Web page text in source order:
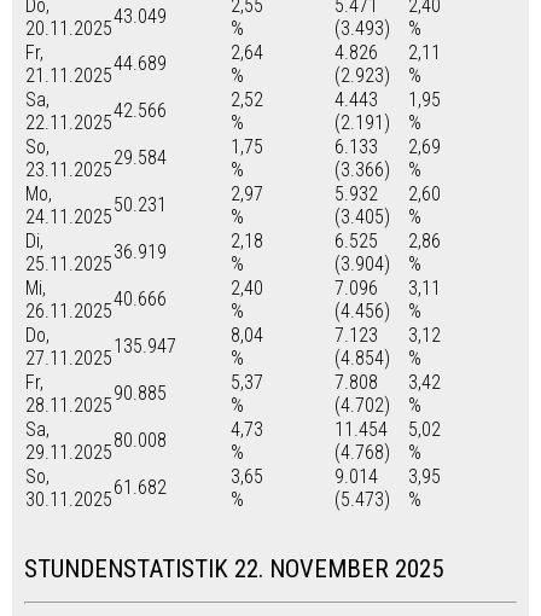
Do,
20.11.2025
43.049
2,55
%
5.471
(3.493)
2,40
%
Fr,
21.11.2025
44.689
2,64
%
4.826
(2.923)
2,11
%
Sa,
22.11.2025
42.566
2,52
%
4.443
(2.191)
1,95
%
So,
23.11.2025
29.584
1,75
%
6.133
(3.366)
2,69
%
Mo,
24.11.2025
50.231
2,97
%
5.932
(3.405)
2,60
%
Di,
25.11.2025
36.919
2,18
%
6.525
(3.904)
2,86
%
Mi,
26.11.2025
40.666
2,40
%
7.096
(4.456)
3,11
%
Do,
27.11.2025
135.947
8,04
%
7.123
(4.854)
3,12
%
Fr,
28.11.2025
90.885
5,37
%
7.808
(4.702)
3,42
%
Sa,
29.11.2025
80.008
4,73
%
11.454
(4.768)
5,02
%
So,
30.11.2025
61.682
3,65
%
9.014
(5.473)
3,95
%
STUNDENSTATISTIK 22. NOVEMBER 2025